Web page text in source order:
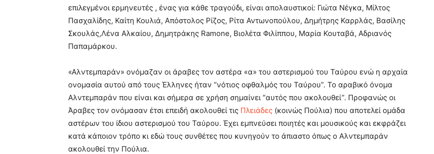
επιλεγμένοι ερμηνευτές , ένας για κάθε τραγούδι, είναι απολαυστικοί: Γιώτα Νέγκα, Μίλτος
Πασχαλίδης, Καίτη Κουλιά, Απόστολος Ρίζος, Ρίτα Αντωνοπούλου, Δημήτρης Καρρλάς, Βασίλης
Σκουλάς,Λένα Αλκαίου, Δημητράκης Ramone, Βιολέτα Φιλίππου, Μαρία Κουταβά, Αδριανός
Παπαμάρκου.
«Αλντεμπαράν» ονόμαζαν οι άραβες τον αστέρα «α» του αστερισμού του Ταύρου ενώ η αρχαία
ονομασία αυτού από τους Έλληνες ήταν “νότιος οφθαλμός του Ταύρου”. Το αραβικό όνομα
Αλντεμπαράν που είναι και σήμερα σε χρήση σημαίνει “αυτός που ακολουθεί”. Προφανώς οι
Άραβες τον ονόμασαν έτσι επειδή ακολουθεί τις Πλειάδες (κοινώς Πούλια) που αποτελεί ομάδα
αστέρων του ίδιου αστερισμού του Ταύρου. Έχει εμπνεύσει ποιητές και μουσικούς και εκφράζει
κατά κάποιον τρόπο κι εδώ τους συνθέτες που κυνηγούν το άπιαστο όπως ο Αλντεμπαράν
ακολουθεί την Πούλια.